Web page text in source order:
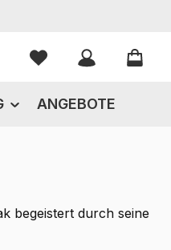
Du hast 0
ANGEBOTE
begeistert durch seine